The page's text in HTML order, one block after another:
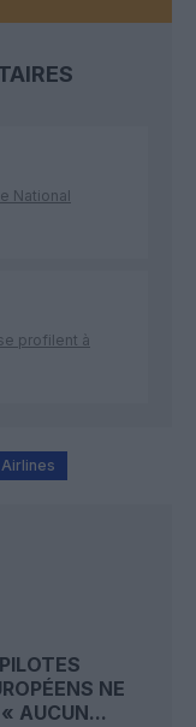
National
profilent à
NE
AUCUN...